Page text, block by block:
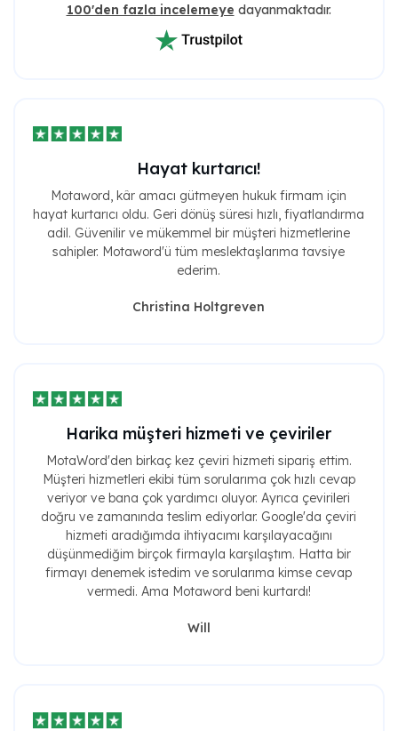
100'den fazla incelemeye dayanmaktadır.
Hayat kurtarıcı!
Motaword, kâr amacı gütmeyen hukuk firmam için
hayat kurtarıcı oldu. Geri dönüş süresi hızlı, fiyatlandırma
adil. Güvenilir ve mükemmel bir müşteri hizmetlerine
sahipler. Motaword'ü tüm meslektaşlarıma tavsiye
ederim.
Christina Holtgreven
Harika müşteri hizmeti ve çeviriler
MotaWord'den birkaç kez çeviri hizmeti sipariş ettim.
Müşteri hizmetleri ekibi tüm sorularıma çok hızlı cevap
veriyor ve bana çok yardımcı oluyor. Ayrıca çevirileri
doğru ve zamanında teslim ediyorlar. Google'da çeviri
hizmeti aradığımda ihtiyacımı karşılayacağını
düşünmediğim birçok firmayla karşılaştım. Hatta bir
firmayı denemek istedim ve sorularıma kimse cevap
vermedi. Ama Motaword beni kurtardı!
Will